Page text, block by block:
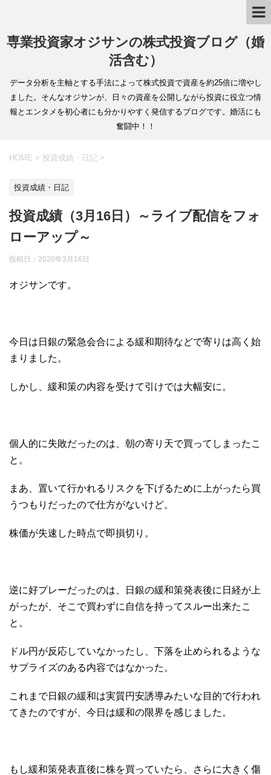
専業投資家オジサンの株式投資ブログ（婚
活含む）
データ分析を主軸とする手法によって株式投資で資産を約25倍に増やし
ました。そんなオジサンが、日々の資産を公開しながら投資に役立つ情
報とエンタメを初心者にも分かりやすく発信するブログです。婚活にも
奮闘中！！
HOME > 投資成績・日記 >
投資成績・日記
投資成績（3月16日）～ライブ配信をフォ
ローアップ～
投稿日： 2020年3月16日
オジサンです。
今日は日銀の緊急会合による緩和期待などで寄りは高く始
まりました。
しかし、緩和策の内容を受けて引けでは大幅安に。
個人的に失敗だったのは、朝の寄り天で買ってしまったこ
と。
まあ、置いて行かれるリスクを下げるために上がったら買
うつもりだったので仕方がないけど。
株価が失速した時点で即損切り。
逆に好プレーだったのは、日銀の緩和策発表後に日経が上
がったが、そこで買わずに自信を持ってスルー出来たこ
と。
ドル円が反応していなかったし、下落を止められるような
サプライズのある内容ではなかった。
これまで日銀の緩和は実質円安誘導みたいな目的で行われ
てきたのですが、今日は緩和の限界を感じました。
もし緩和策発表直後に株を買っていたら、さらに大きく傷